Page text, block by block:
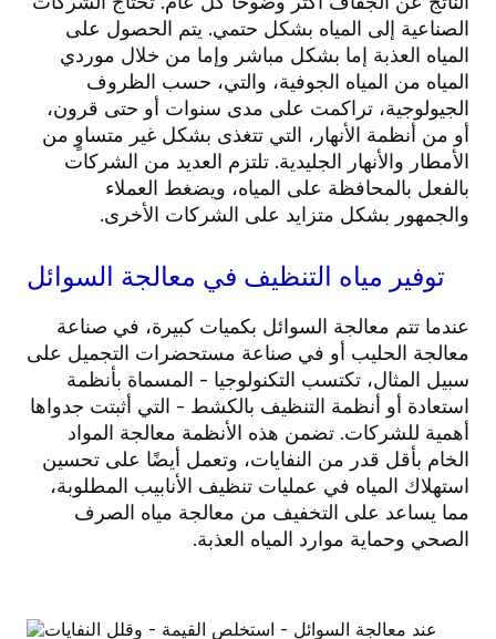
الصناعية إلى المياه بشكل حتمي. يتم الحصول على
المياه العذبة إما بشكل مباشر وإما من خلال موردي
المياه من المياه الجوفية، والتي، حسب الظروف
الجيولوجية، تراكمت على مدى سنوات أو حتى قرون،
أو من أنظمة الأنهار، التي تتغذى بشكل غير متساوٍ من
الأمطار والأنهار الجليدية. تلتزم العديد من الشركات
بالفعل بالمحافظة على المياه، ويضغط العملاء
والجمهور بشكل متزايد على الشركات الأخرى.
توفير مياه التنظيف في معالجة السوائل
عندما تتم معالجة السوائل بكميات كبيرة، في صناعة
معالجة الحليب أو في صناعة مستحضرات التجميل على
سبيل المثال، تكتسب التكنولوجيا - المسماة بأنظمة
استعادة أو أنظمة التنظيف بالكشط - التي أثبتت جدواها
أهمية للشركات. تضمن هذه الأنظمة معالجة المواد
الخام بأقل قدر من النفايات، وتعمل أيضًا على تحسين
استهلاك المياه في عمليات تنظيف الأنابيب المطلوبة،
مما يساعد على التخفيف من معالجة مياه الصرف
الصحي وحماية موارد المياه العذبة.